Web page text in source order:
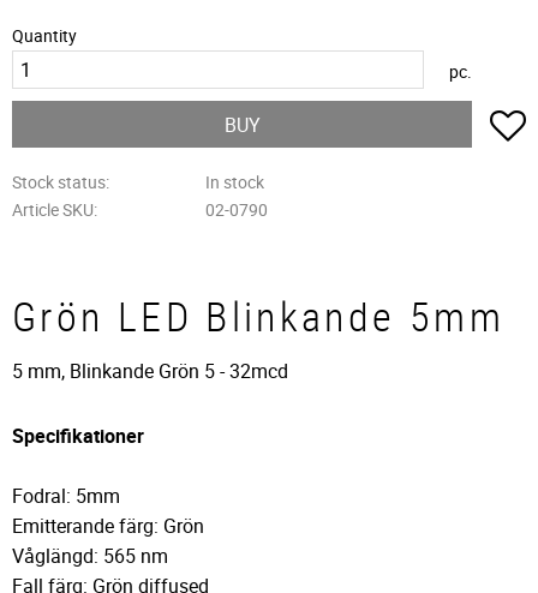
Quantity
pc.
BUY
Stock status
In stock
Article SKU
02-0790
Grön LED Blinkande 5mm
5 mm, Blinkande Grön 5 - 32mcd
Specifikationer
Fodral: 5mm
Emitterande färg: Grön
Våglängd: 565 nm
Fall färg: Grön diffused